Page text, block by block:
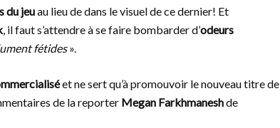
du jeuau lieu de dans le visuel de ce dernier! Et
, il faut s’attendre à se faire bombarder d’odeurs
fétides».
et ne sert qu’à promouvoir le nouveau titre de
de la reporter Megan Farkhmaneshde